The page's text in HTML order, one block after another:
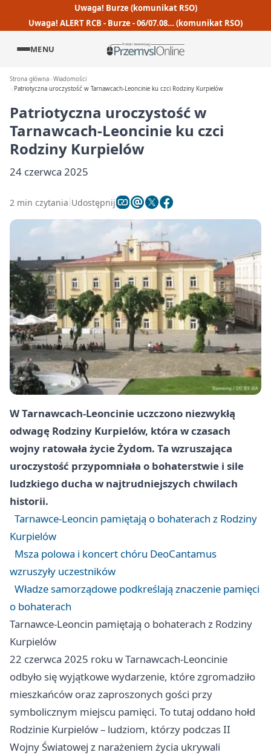
Uwaga! Burze (komunikat RSO)
Uwaga! ALERT RCB - Burze - 06/07.08… (komunikat RSO)
MENU
Strona główna Wiadomości
Patriotyczna uroczystość w Tarnawcach-Leoncinie ku czci Rodziny Kurpielów
Patriotyczna uroczystość w
Tarnawcach-Leoncinie ku czci
Rodziny Kurpielów
24 czerwca 2025
2 min czytania Udostępnij
W Tarnawcach-Leoncinie uczczono niezwykłą
odwagę Rodziny Kurpielów, która w czasach
wojny ratowała życie Żydom. Ta wzruszająca
uroczystość przypomniała o bohaterstwie i sile
ludzkiego ducha w najtrudniejszych chwilach
historii.
Tarnawce-Leoncin pamiętają o bohaterach z Rodziny
Kurpielów
Msza polowa i koncert chóru DeoCantamus
wzruszyły uczestników
Władze samorządowe podkreślają znaczenie pamięci
o bohaterach
Tarnawce-Leoncin pamiętają o bohaterach z Rodziny
Kurpielów
22 czerwca 2025 roku w Tarnawcach-Leoncinie
odbyło się wyjątkowe wydarzenie, które zgromadziło
mieszkańców oraz zaproszonych gości przy
symbolicznym miejscu pamięci. To tutaj oddano hołd
Rodzinie Kurpielów – ludziom, którzy podczas II
Wojny Światowej z narażeniem życia ukrywali